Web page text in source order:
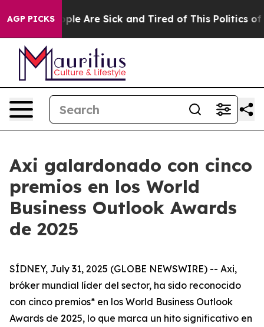
AGP PICKS“People Are Sick and Tired of This Politics of
Axi galardonado con cinco
premios en los World
Business Outlook Awards
de 2025
SÍDNEY, July 31, 2025 (GLOBE NEWSWIRE) -- Axi,
bróker mundial líder del sector, ha sido reconocido
con cinco premios* en los World Business Outlook
Awards de 2025, lo que marca un hito significativo en